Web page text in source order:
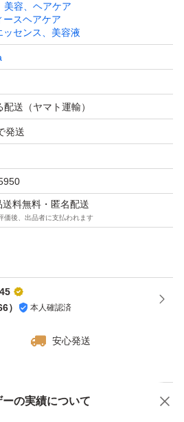
ので、交渉はお控えください。
美容、ヘアケア
ースヘアケア
ッセンス、美容液
配送（ヤマト運輸）
発送
料無料・匿名配送
価後、出品者に支払われます
） 本人確認済
安心発送
ーの実績について商品への質問